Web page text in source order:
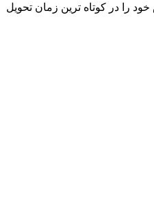
را در کوتاه ترین زمان تحویل